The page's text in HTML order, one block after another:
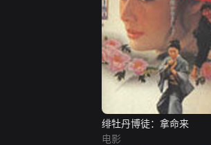
绯牡丹博徒：拿命来
电影